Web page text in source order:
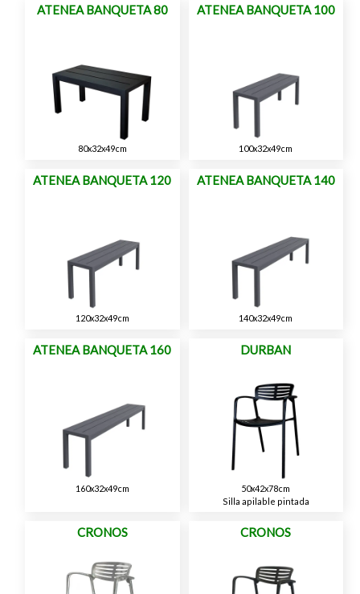
ATENEA BANQUETA 80
80x32x49cm
ATENEA BANQUETA 100
100x32x49cm
ATENEA BANQUETA 120
120x32x49cm
ATENEA BANQUETA 140
140x32x49cm
ATENEA BANQUETA 160
160x32x49cm
DURBAN
50x42x78cm
Silla apilable pintada
CRONOS CRONOS